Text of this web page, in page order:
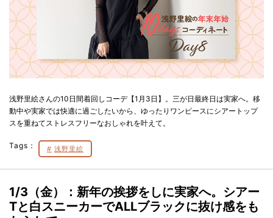
浅野里絵さんの10日間着回しコーデ【1月3日】。三が日最終日は実家へ。移
動中や実家では快適に過ごしたいから、ゆったりワンピースにシアートップ
スを重ねてストレスフリーなおしゃれを叶えて。
Tags： 浅野里絵
1/3（金）：新年の挨拶をしに実家へ。シアー
Tと白スニーカーでALLブラックに抜け感をも